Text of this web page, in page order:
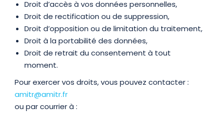
Droit d’accès à vos données personnelles,
Droit de rectification ou de suppression,
Droit d’opposition ou de limitation du traitement,
Droit à la portabilité des données,
Droit de retrait du consentement à tout
moment.
Pour exercer vos droits, vous pouvez contacter :
amitr@amitr.fr
ou par courrier à :